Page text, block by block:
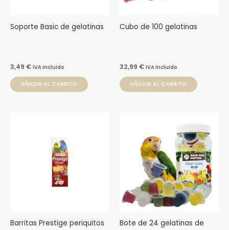
Soporte Basic de gelatinas
3,49 € IVA Incluido
AÑADIR AL CARRITO
Cubo de 100 gelatinas
32,99 € IVA Incluido
AÑADIR AL CARRITO
Barritas Prestige periquitos
Bote de 24 gelatinas de